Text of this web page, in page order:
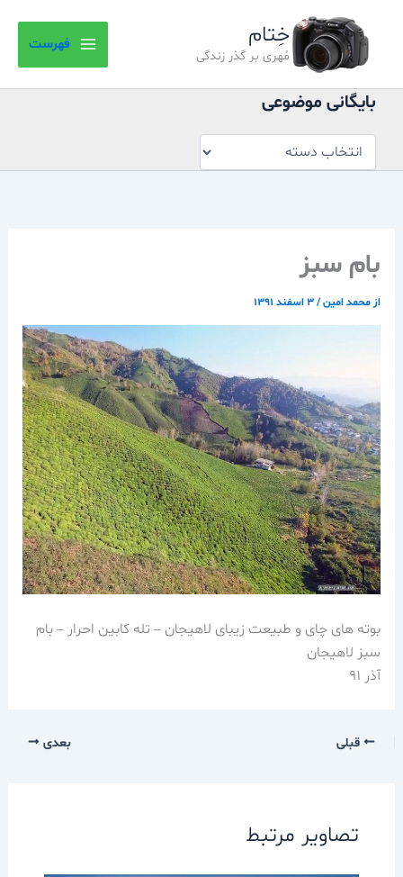
خِتام
مُهری بر گذر زندگی
فهرست
بایگانی موضوعی
موضوعی
بام سبز
از محمد امین/۳ اسفند ۱۳۹۱
بوته های چای و طبیعت زیبای لاهیجان – تله کابین احرار – بام
سبز لاهیجان
آذر 91
قبلی بعدی
تصاویر مرتبط